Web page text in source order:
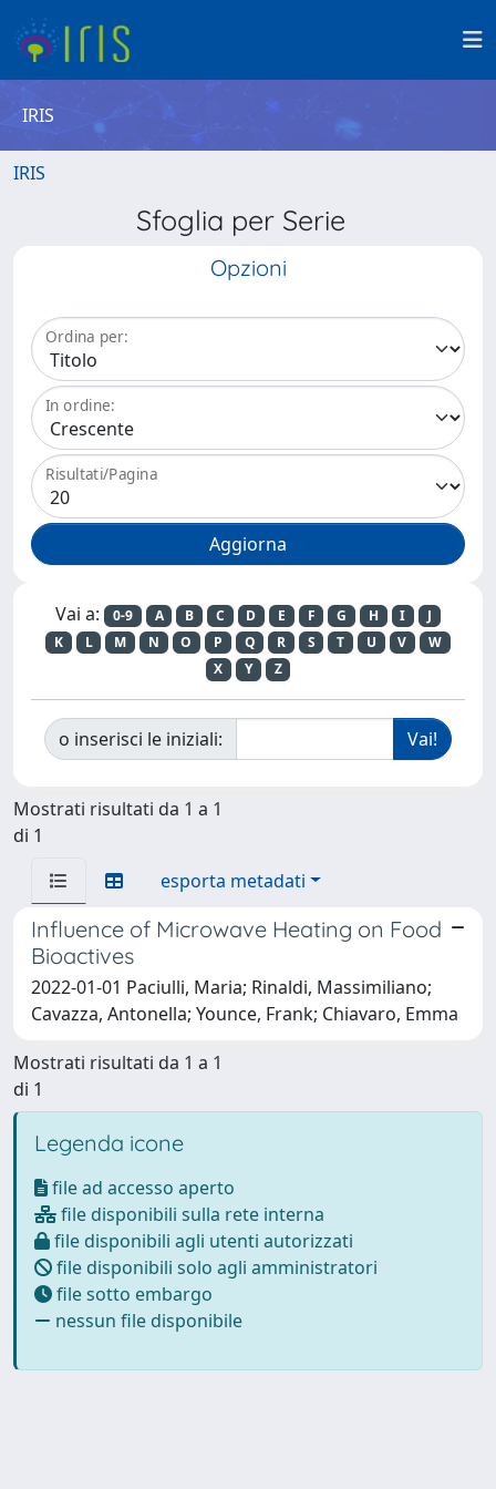
IRIS
IRIS
Sfoglia per Serie
Opzioni
Ordina per:
In ordine:
Risultati/Pagina
Vai a: 0-9 A B C D E F G H I
J
K
L M N O P Q R S T U V
W
X
Y Z
o inserisci le iniziali:
Mostrati risultati da 1 a 1
di 1
esporta metadati
Influence of Microwave Heating on Food
Bioactives
2022-01-01 Paciulli, Maria; Rinaldi, Massimiliano;
Cavazza, Antonella; Younce, Frank; Chiavaro, Emma
Mostrati risultati da 1 a 1
di 1
Legenda icone
file ad accesso aperto
file disponibili sulla rete interna
file disponibili agli utenti autorizzati
file disponibili solo agli amministratori
file sotto embargo
nessun file disponibile